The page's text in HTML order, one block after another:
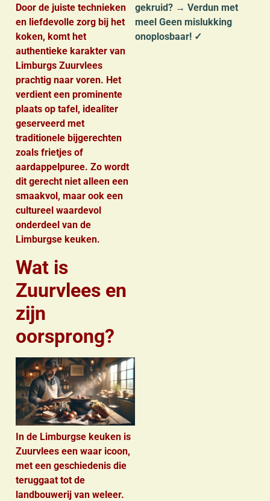
Door de juiste technieken
en liefdevolle zorg bij het
koken, komt het
authentieke karakter van
Limburgs Zuurvlees
prachtig naar voren. Het
verdient een prominente
plaats op tafel, idealiter
geserveerd met
traditionele bijgerechten
zoals frietjes of
aardappelpuree. Zo wordt
dit gerecht niet alleen een
smaakvol, maar ook een
cultureel waardevol
onderdeel van de
Limburgse keuken.
Wat is
Zuurvlees en
zijn
oorsprong?
In de Limburgse keuken is
Zuurvlees een waar icoon,
met een geschiedenis die
teruggaat tot de
landbouwerij van weleer.
gekruid? → Verdun met
meel Geen mislukking
onoplosbaar! ✓